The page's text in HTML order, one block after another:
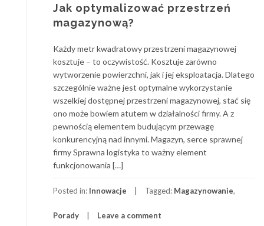
Jak optymalizować przestrzeń
magazynową?
Każdy metr kwadratowy przestrzeni magazynowej
kosztuje – to oczywistość. Kosztuje zarówno
wytworzenie powierzchni, jak i jej eksploatacja. Dlatego
szczególnie ważne jest optymalne wykorzystanie
wszelkiej dostępnej przestrzeni magazynowej, stać się
ono może bowiem atutem w działalności firmy. A z
pewnością elementem budującym przewagę
konkurencyjną nad innymi. Magazyn, serce sprawnej
firmy Sprawna logistyka to ważny element
funkcjonowania […]
Posted in: Innowacje Tagged: Magazynowanie,
Porady Leave a comment